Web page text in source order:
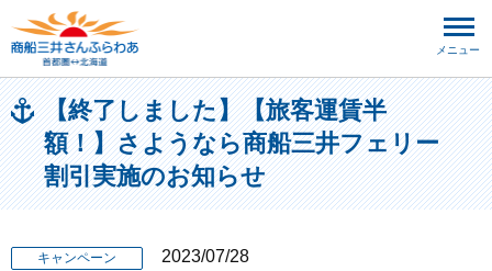
メニュー
【終了しました】【旅客運賃半
額！】さようなら商船三井フェリー
割引実施のお知らせ
キャンペーン 2023/07/28